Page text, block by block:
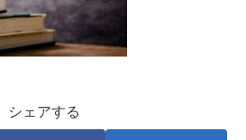
シェアする